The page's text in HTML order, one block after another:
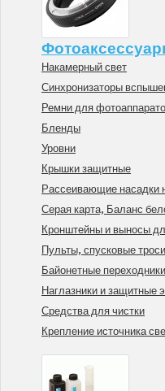
Накамерный свет
Синхронизаторы
Ремни для
Бленды
Уровни
Крышки защитные
Рассеивающие насадки
Серая карта, Баланс
Кронштейны и выносы
Пульты, спусковые
Байонетные переходники
Наглазники и защитные
Средства для чистки
Крепление источника